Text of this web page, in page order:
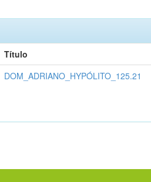
Título
DOM_ADRIANO_HYPÓLITO_125.21